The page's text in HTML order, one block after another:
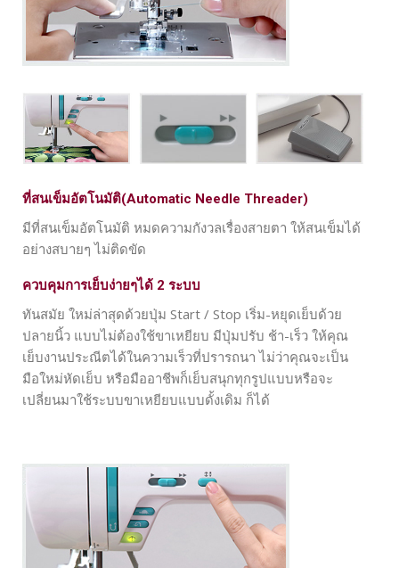
ที่สนเข็มอัตโนมัติ(Automatic Needle Threader)
มีที่สนเข็มอัตโนมัติ หมดความกังวลเรื่องสายตา ให้สนเข็มได้
อย่างสบายๆ ไม่ติดขัด
ควบคุมการเย็บง่ายๆได้ 2 ระบบ
ทันสมัย ใหม่ล่าสุดด้วยปุ่ม Start / Stop เริ่ม-หยุดเย็บด้วย
ปลายนิ้ว แบบไม่ต้องใช้ขาเหยียบ มีปุ่มปรับ ช้า-เร็ว ให้คุณ
เย็บงานประณีตได้ในความเร็วที่ปรารถนา ไม่ว่าคุณจะเป็น
มือใหม่หัดเย็บ หรือมืออาชีพก็เย็บสนุกทุกรูปแบบหรือจะ
เปลี่ยนมาใช้ระบบขาเหยียบแบบดั้งเดิม ก็ได้